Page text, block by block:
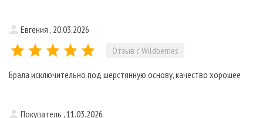
Евгения , 20.03.2026
Отзыв с Wildberries
Брала исключительно под шерстянную основу, качество хорошее
Покупатель , 11.03.2026